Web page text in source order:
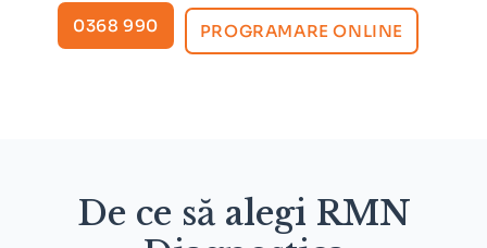
0368 990 PROGRAMARE ONLINE
De ce să alegi RMN